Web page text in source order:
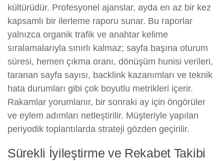
kültürüdür. Profesyonel ajanslar, ayda en az bir kez
kapsamlı bir ilerleme raporu sunar. Bu raporlar
yalnızca organik trafik ve anahtar kelime
sıralamalarıyla sınırlı kalmaz; sayfa başına oturum
süresi, hemen çıkma oranı, dönüşüm hunisi verileri,
taranan sayfa sayısı, backlink kazanımları ve teknik
hata durumları gibi çok boyutlu metrikleri içerir.
Rakamlar yorumlanır, bir sonraki ay için öngörüler
ve eylem adımları netleştirilir. Müşteriyle yapılan
periyodik toplantılarda strateji gözden geçirilir.
Sürekli İyileştirme ve Rekabet Takibi